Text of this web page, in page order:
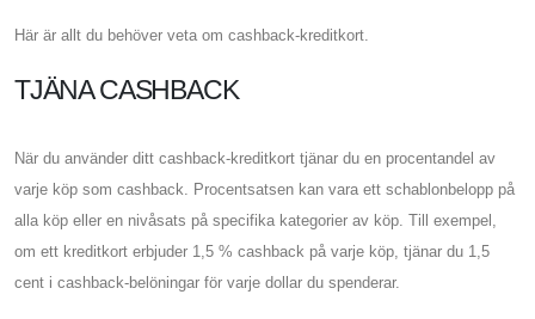
Här är allt du behöver veta om cashback-kreditkort.
TJÄNA CASHBACK
När du använder ditt cashback-kreditkort tjänar du en procentandel av
varje köp som cashback. Procentsatsen kan vara ett schablonbelopp på
alla köp eller en nivåsats på specifika kategorier av köp. Till exempel,
om ett kreditkort erbjuder 1,5 % cashback på varje köp, tjänar du 1,5
cent i cashback-belöningar för varje dollar du spenderar.